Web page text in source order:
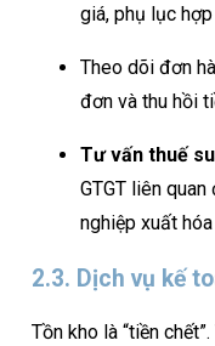
giá, phụ lục
Theo dõi đơn
đơn và thu hồi
Tư vấn thuế
GTGT liên
nghiệp xuất
2.3. Dịch vụ kế
Tồn kho là “tiền